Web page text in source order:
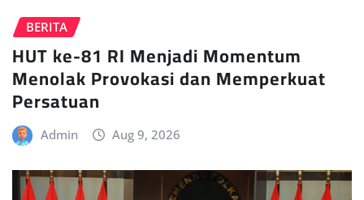
BERITA
HUT ke-81 RI Menjadi Momentum
Menolak Provokasi dan Memperkuat
Persatuan
Admin Aug 9, 2026